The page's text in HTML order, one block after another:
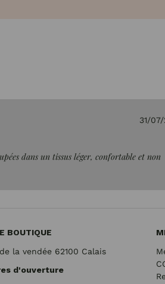
31/
dans un tissus léger, confortable et non
BOUTIQUE
la vendée 62100 Calais
d'ouverture